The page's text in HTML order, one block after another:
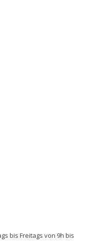
bis Freitags von 9h bis